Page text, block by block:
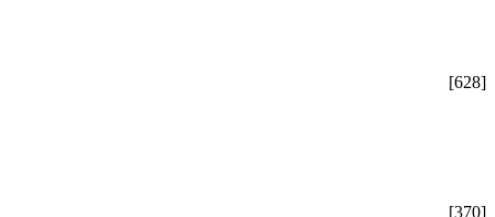
[628]
[370]